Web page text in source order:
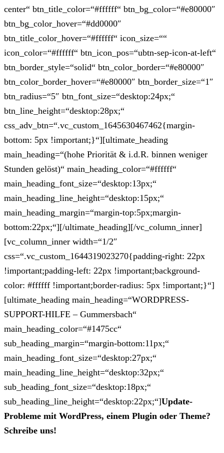
center“ btn_title_color=“#ffffff“ btn_bg_color=“#e80000″
btn_bg_color_hover=“#dd0000″
btn_title_color_hover=“#ffffff“ icon_size=““
icon_color=“#ffffff“ btn_icon_pos=“ubtn-sep-icon-at-left“
btn_border_style=“solid“ btn_color_border=“#e80000″
btn_color_border_hover=“#e80000″ btn_border_size=“1″
btn_radius=“5″ btn_font_size=“desktop:24px;“
btn_line_height=“desktop:28px;“
css_adv_btn=“.vc_custom_1645630467462{margin-
bottom: 5px !important;}“][ultimate_heading
main_heading=“(hohe Priorität & i.d.R. binnen weniger
Stunden gelöst)“ main_heading_color=“#ffffff“
main_heading_font_size=“desktop:13px;“
main_heading_line_height=“desktop:15px;“
main_heading_margin=“margin-top:5px;margin-
bottom:22px;“][/ultimate_heading][/vc_column_inner]
[vc_column_inner width=“1/2″
css=“.vc_custom_1644319023270{padding-right: 22px
!important;padding-left: 22px !important;background-
color: #ffffff !important;border-radius: 5px !important;}“]
[ultimate_heading main_heading=“WORDPRESS-
SUPPORT-HILFE – Gummersbach“
main_heading_color=“#1475cc“
sub_heading_margin=“margin-bottom:11px;“
main_heading_font_size=“desktop:27px;“
main_heading_line_height=“desktop:32px;“
sub_heading_font_size=“desktop:18px;“
sub_heading_line_height=“desktop:22px;“]Update-
Probleme mit WordPress, einem Plugin oder Theme?
Schreibe uns!